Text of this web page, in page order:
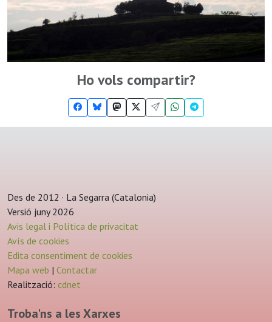
Ho vols compartir?
Des de 2012 · La Segarra (Catalonia)
Versió juny 2026
Avis legal i Política de privacitat
Avís de cookies
Edita consentiment de cookies
Mapa web | Contactar
Realització: cdnet
Troba'ns a les Xarxes